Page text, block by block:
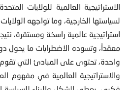
الاستراتيجية العالمية للولايات
لسياستها الخارجية، وما تواجهه
استراتيجية عالمية راسخة ومستقرة،
معقداً، وتسوده الاضطرابات ما يحول
واحدة، تحتوى على المبادئ التي تقوم
والاستراتيجية العالمية في مفهوم